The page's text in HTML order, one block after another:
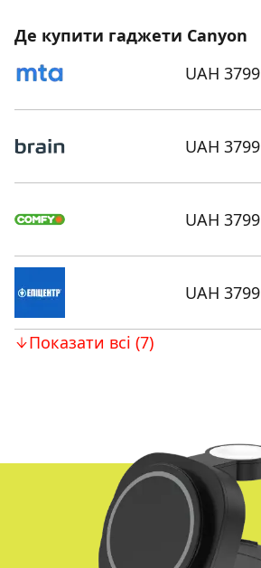
Де купити гаджети Canyon
UAH 3799
UAH 3799
UAH 3799
UAH 3799
Показати всі (7)